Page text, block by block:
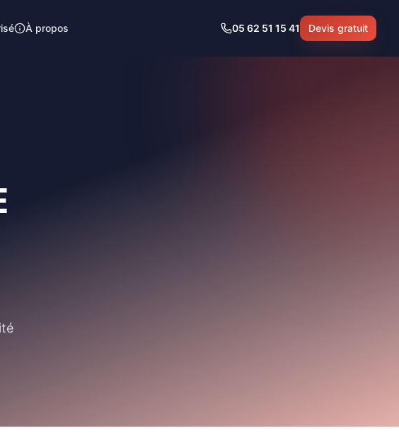
À propos 05 62 51 15 41 Devis gratuit